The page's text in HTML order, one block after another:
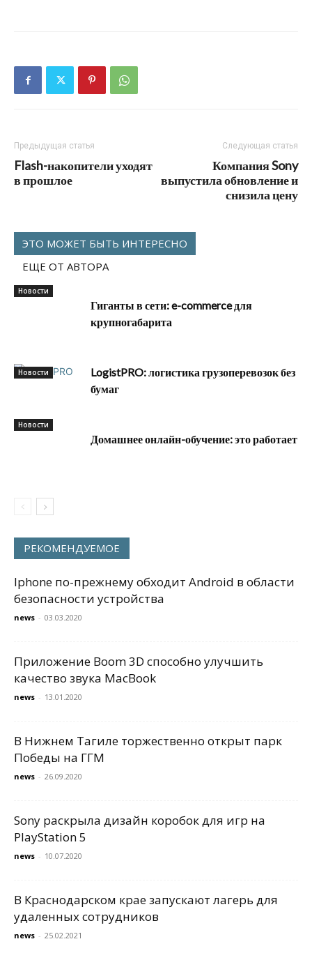
Предыдущая статья
Flash-накопители уходят
в прошлое
Следующая статья
Компания Sony
выпустила обновление и
снизила цену
ЭТО МОЖЕТ БЫТЬ ИНТЕРЕСНО
ЕЩЕ ОТ АВТОРА
Новости
Гиганты в сети: e-commerce для
крупногабарита
Новости
LogistPRO: логистика грузоперевозок без
бумаг
Новости
Домашнее онлайн-обучение: это работает
РЕКОМЕНДУЕМОЕ
Iphone по-прежнему обходит Android в области
безопасности устройства
news - 03.03.2020
Приложение Boom 3D способно улучшить
качество звука MacBook
news - 13.01.2020
В Нижнем Тагиле торжественно открыт парк
Победы на ГГМ
news - 26.09.2020
Sony раскрыла дизайн коробок для игр на
PlayStation 5
news - 10.07.2020
В Краснодарском крае запускают лагерь для
удаленных сотрудников
news - 25.02.2021